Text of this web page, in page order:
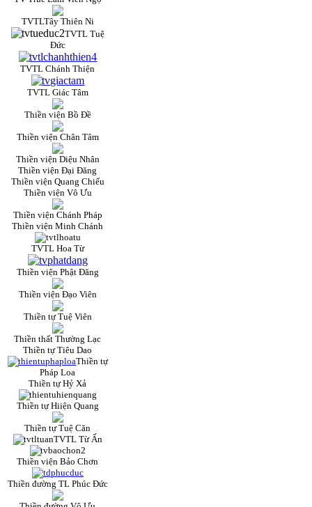
TVTLTây Thiên Ni
TVTL Tuệ
Đức
TVTL Chánh Thiện
TVTL Giác Tâm
Thiền viện Bồ Đề
Thiền viện Chân Tâm
Thiền viện Diệu Nhân
Thiền viện Đại Đăng
Thiền viện Quang Chiếu
Thiền viện Vô Ưu
Thiền viện Chánh Pháp
Thiền viện Minh Chánh
TVTL Hoa Từ
Thiền viện Phật Đăng
Thiền viện Đạo Viên
Thiền tự Tuệ Viên
Thiền thất Thường Lạc
Thiền tự Tiêu Dao
Thiền tự
Pháp Loa
Thiền tự Hỷ Xả
Thiền tự Hiiện Quang
Thiền tự Tuệ Căn
TVTL Từ Ấn
Thiền viện Bảo Chơn
Thiền đường TL Phúc Đức